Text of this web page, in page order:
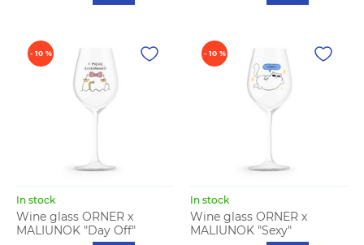
- 10 %
In stock
Wine glass ORNER x
MALIUNOK "Day Off"
- 10 %
In stock
Wine glass ORNER x
MALIUNOK "Sexy"